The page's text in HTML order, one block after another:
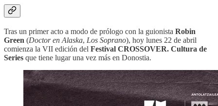
Tras un primer acto a modo de prólogo con la guionista Robin
Green (Doctor en Alaska, Los Soprano), hoy lunes 22 de abril
comienza la VII edición del Festival CROSSOVER. Cultura de
Series que tiene lugar una vez más en Donostia.